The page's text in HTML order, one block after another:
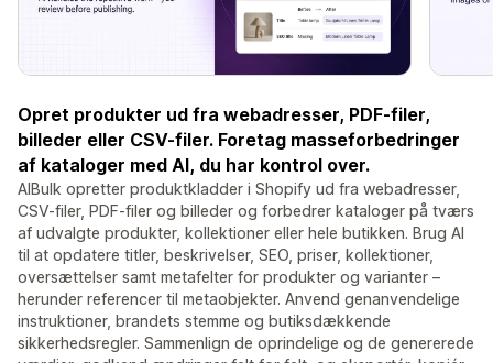
Opret produkter ud fra webadresser, PDF-filer,
billeder eller CSV-filer. Foretag masseforbedringer
af kataloger med AI, du har kontrol over.
AIBulk opretter produktkladder i Shopify ud fra webadresser,
CSV-filer, PDF-filer og billeder og forbedrer kataloger på tværs
af udvalgte produkter, kollektioner eller hele butikken. Brug AI
til at opdatere titler, beskrivelser, SEO, priser, kollektioner,
oversættelser samt metafelter for produkter og varianter –
herunder referencer til metaobjekter. Anvend genanvendelige
instruktioner, brandets stemme og butiksdækkende
sikkerhedsregler. Sammenlign de oprindelige og de genererede